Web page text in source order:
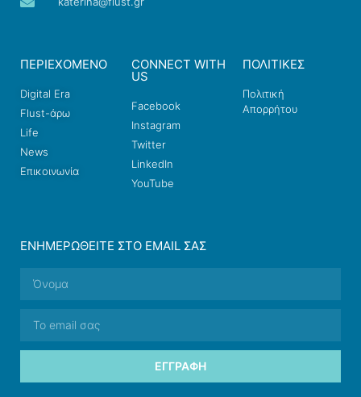
ΠΕΡΙΕΧΟΜΕΝΟ
Digital Era
Flust-άρω
Life
News
Επικοινωνία
CONNECT WITH
US
Facebook
Instagram
Twitter
LinkedIn
YouTube
ΠΟΛΙΤΙΚΕΣ
Πολιτική
Απορρήτου
ΕΝΗΜΕΡΩΘΕΊΤΕ ΣΤΟ EMAIL ΣΑΣ
ΕΓΓΡΑΦΉ